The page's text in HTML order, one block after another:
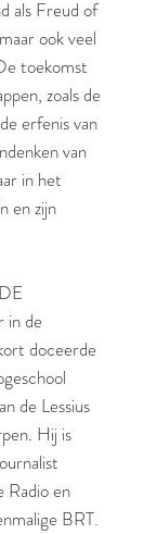
als Freud of
ook veel
toekomst
zoals de
erfenis van
van
in het
en zijn
in de
doceerde
de Lessius
Hij is
Radio en
BRT.